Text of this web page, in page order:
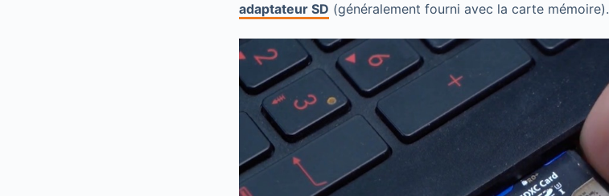
adaptateur SD (généralement fourni avec la carte mémoire).